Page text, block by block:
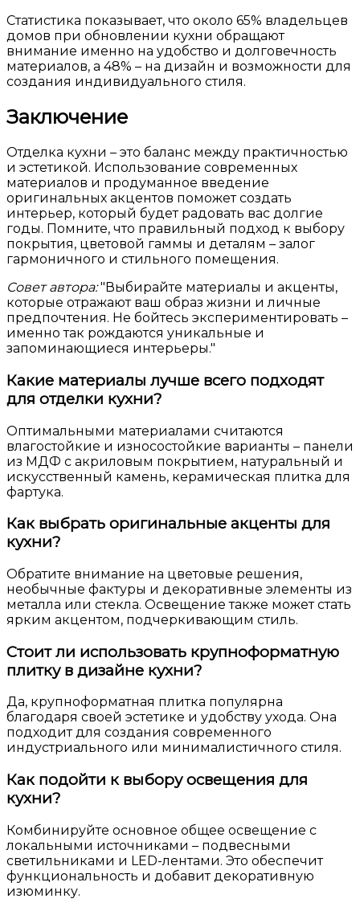
Статистика показывает, что около 65% владельцев
домов при обновлении кухни обращают
внимание именно на удобство и долговечность
материалов, а 48% – на дизайн и возможности для
создания индивидуального стиля.
Заключение
Отделка кухни – это баланс между практичностью
и эстетикой. Использование современных
материалов и продуманное введение
оригинальных акцентов поможет создать
интерьер, который будет радовать вас долгие
годы. Помните, что правильный подход к выбору
покрытия, цветовой гаммы и деталям – залог
гармоничного и стильного помещения.
Совет автора: Выбирайте материалы и акценты,
которые отражают ваш образ жизни и личные
предпочтения. Не бойтесь экспериментировать –
именно так рождаются уникальные и
запоминающиеся интерьеры.
Какие материалы лучше всего подходят
для отделки кухни?
Оптимальными материалами считаются
влагостойкие и износостойкие варианты – панели
из МДФ с акриловым покрытием, натуральный и
искусственный камень, керамическая плитка для
фартука.
Как выбрать оригинальные акценты для
кухни?
Обратите внимание на цветовые решения,
необычные фактуры и декоративные элементы из
металла или стекла. Освещение также может стать
ярким акцентом, подчеркивающим стиль.
Стоит ли использовать крупноформатную
плитку в дизайне кухни?
Да, крупноформатная плитка популярна
благодаря своей эстетике и удобству ухода. Она
подходит для создания современного
индустриального или минималистичного стиля.
Как подойти к выбору освещения для
кухни?
Комбинируйте основное общее освещение с
локальными источниками – подвесными
светильниками и LED-лентами. Это обеспечит
функциональность и добавит декоративную
изюминку.